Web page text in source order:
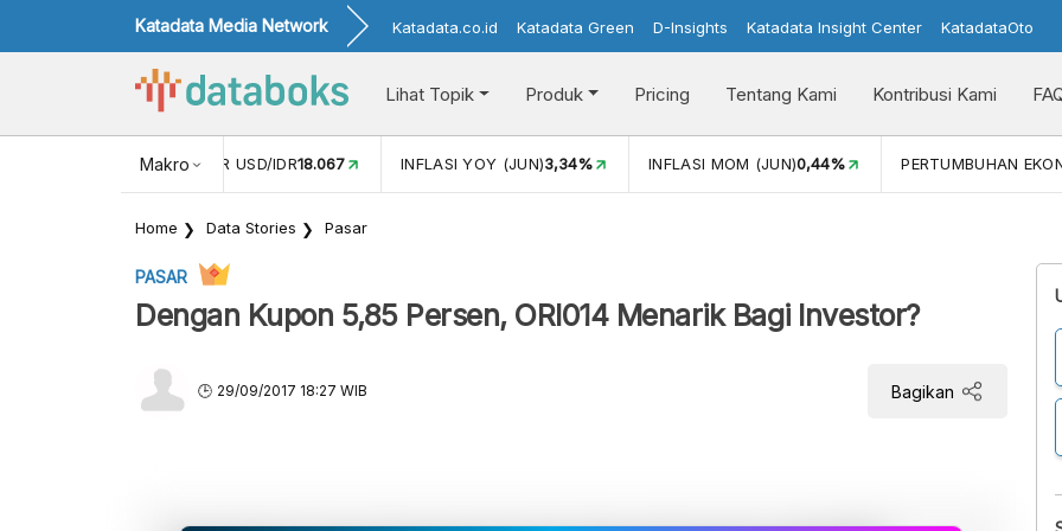
Katadata Media Network Katadata.co.id Katadata Green D-Insights Katadata Insight Center KatadataOto
Lihat Topik Produk Pricing Tentang Kami Kontribusi Kami
Makro
NILAI TUKAR USD/IDR18.067 INFLASI YOY (JUN)3,34% INFLASI MOM (JUN)0,44% PERTUMBUHAN
Home Data Stories Pasar
PASAR
Dengan Kupon 5,85 Persen, ORI014 Menarik Bagi Investor?
29/09/2017 18:27 WIB Bagikan